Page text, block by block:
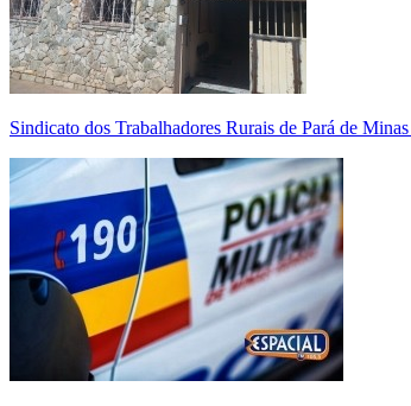
Sindicato dos Trabalhadores Rurais de Pará de